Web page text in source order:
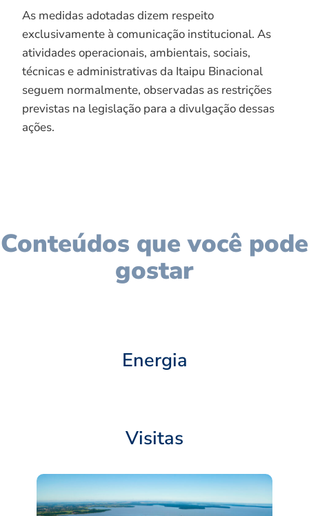
As medidas adotadas dizem respeito
exclusivamente à comunicação institucional. As
atividades operacionais, ambientais, sociais,
técnicas e administrativas da Itaipu Binacional
seguem normalmente, observadas as restrições
previstas na legislação para a divulgação dessas
ações.
Conteúdos que você pode
gostar
Energia
Visitas